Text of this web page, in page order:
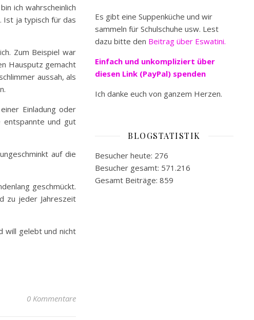
ich wahrscheinlich
Ist ja typisch für das
Zum Beispiel war
Hausputz gemacht
aussah, als
Einladung oder
entspannte und gut
auf die
geschmückt.
zu jeder Jahreszeit
will gelebt und nicht
0 Kommentare
Es gibt eine Suppenküche und wir
sammeln für Schulschuhe usw. Lest
dazu bitte den Beitrag über Eswatini.
Einfach und unkompliziert über
diesen Link (PayPal) spenden
Ich danke euch von ganzem Herzen.
BLOGSTATISTIK
Besucher heute: 276
Besucher gesamt: 571.216
Gesamt Beiträge: 859